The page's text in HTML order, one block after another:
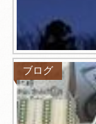
ブログ